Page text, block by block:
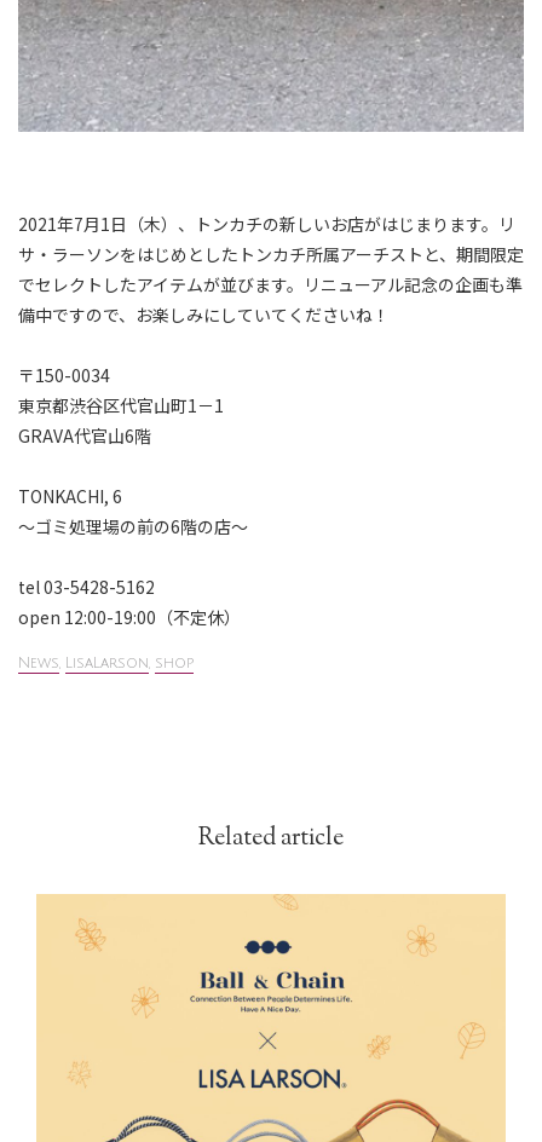
2021年7月1日（木）、トンカチの新しいお店がはじまります。⁠リ
サ・ラーソンをはじめとしたトンカチ所属アーチストと、期間限定
でセレクトしたアイテムが並びます。⁠リニューアル記念の企画も準
備中ですので、お楽しみにしていてくださいね！
〒150-0034⁠
東京都渋谷区代官山町1－1⁠
GRAVA代官山6階⁠
TONKACHI, 6⁠
～ゴミ処理場の前の6階の店～⁠
tel 03-5428-5162⁠
open 12:00-19:00（不定休）
News, LisaLarson, shop
Related article